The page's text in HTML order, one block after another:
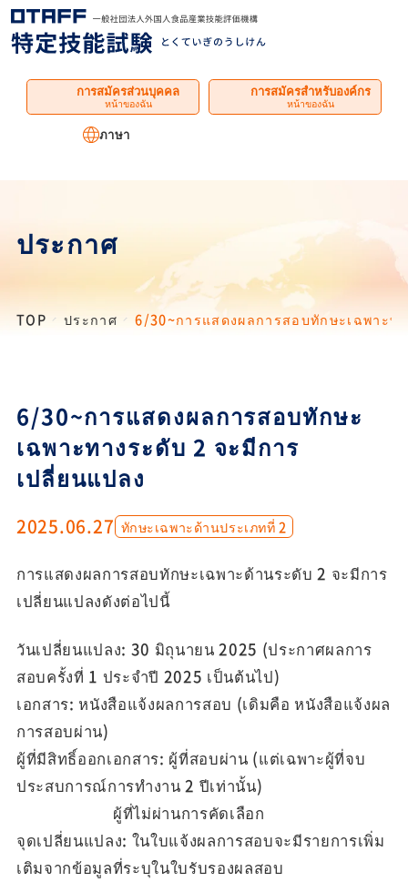
การสมัครส่วนบุคคล
หน้าของฉัน
การสมัครสำหรับองค์กร
หน้าของฉัน
ภาษา
ประกาศ
TOP ประกาศ 6/30~การแสดงผลการสอบทักษะเฉพาะท
6/30~การแสดงผลการสอบทักษะ
เฉพาะทางระดับ 2 จะมีการ
เปลี่ยนแปลง
2025.06.27 ทักษะเฉพาะด้านประเภทที่ 2
การแสดงผลการสอบทักษะเฉพาะด้านระดับ 2 จะมีการ
เปลี่ยนแปลงดังต่อไปนี้
วันเปลี่ยนแปลง: 30 มิถุนายน 2025 (ประกาศผลการ
สอบครั้งที่ 1 ประจำปี 2025 เป็นต้นไป)
เอกสาร: หนังสือแจ้งผลการสอบ (เดิมคือ หนังสือแจ้งผล
การสอบผ่าน)
ผู้ที่มีสิทธิ์ออกเอกสาร: ผู้ที่สอบผ่าน (แต่เฉพาะผู้ที่จบ
ประสบการณ์การทำงาน 2 ปีเท่านั้น)
ผู้ที่ไม่ผ่านการคัดเลือก
จุดเปลี่ยนแปลง: ในใบแจ้งผลการสอบจะมีรายการเพิ่ม
เติมจากข้อมูลที่ระบุในใบรับรองผลสอบ